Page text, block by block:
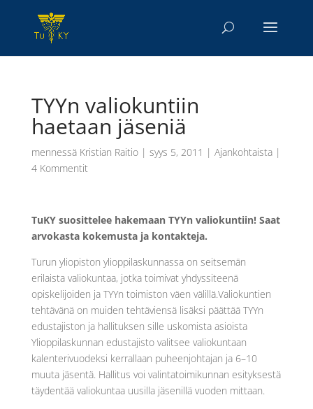
TYYn valiokuntiin
haetaan jäseniä
mennessä Kristian Raitio| syys 5, 2011 | Ajankohtaista|
4 Kommentit
TuKY suosittelee hakemaan TYYn valiokuntiin! Saat
arvokasta kokemusta ja kontakteja.
Turun yliopiston ylioppilaskunnassa on seitsemän
erilaista valiokuntaa, jotka toimivat yhdyssiteenä
opiskelijoiden ja TYYn toimiston väen välillä.Valiokuntien
tehtävänä on muiden tehtäviensä lisäksi päättää TYYn
edustajiston ja hallituksen sille uskomista asioista
Ylioppilaskunnan edustajisto valitsee valiokuntaan
kalenterivuodeksi kerrallaan puheenjohtajan ja 6–10
muuta jäsentä. Hallitus voi valintatoimikunnan esityksestä
täydentää valiokuntaa uusilla jäsenillä vuoden mittaan.